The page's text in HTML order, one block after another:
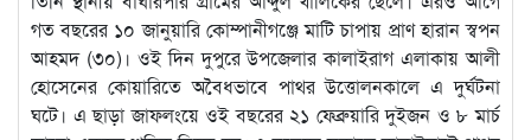
গত বছরের ১০ জানুয়ারি কোম্পানীগঞ্জে মাটি চাপায় প্রাণ হারান স্বপন
আহমদ (৩০)। ওই দিন দুপুরে উপজেলার কালাইরাগ এলাকায় আলী
হোসেনের কোয়ারিতে অবৈধভাবে পাথর উত্তোলনকালে এ দুর্ঘটনা
ঘটে। এ ছাড়া জাফলংয়ে ওই বছরের ২১ ফেব্রুয়ারি দুইজন ও ৮ মার্চ